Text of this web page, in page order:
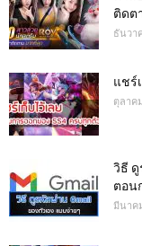
ติดต
ธันวา
แชร์
ตุลาค
วิธี
ตอน
มีนาค